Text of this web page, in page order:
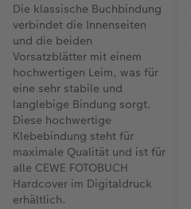
Die klassische Buchbindung
verbindet die Innenseiten
und die beiden
Vorsatzblätter mit einem
hochwertigen Leim, was für
eine sehr stabile und
langlebige Bindung sorgt.
Diese hochwertige
Klebebindung steht für
maximale Qualität und ist für
alle CEWE FOTOBUCH
Hardcover im Digitaldruck
erhältlich.